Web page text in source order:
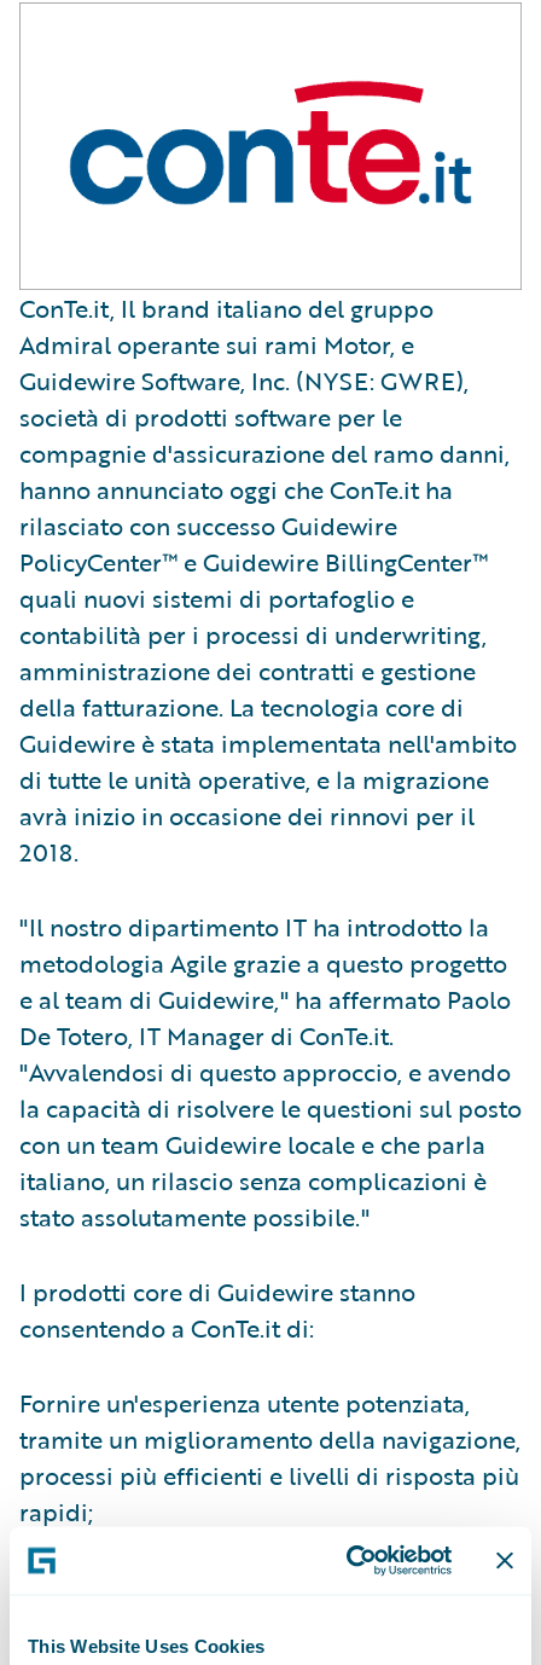
This Website Uses Cookies
ConTe.it, Il brand italiano del gruppo
Admiral operante sui rami Motor, e
Guidewire Software, Inc. (NYSE: GWRE),
società di prodotti software per le
compagnie d'assicurazione del ramo danni,
hanno annunciato oggi che ConTe.it ha
rilasciato con successo Guidewire
PolicyCenter™ e Guidewire BillingCenter™
quali nuovi sistemi di portafoglio e
contabilità per i processi di underwriting,
amministrazione dei contratti e gestione
della fatturazione. La tecnologia core di
Guidewire è stata implementata nell'ambito
di tutte le unità operative, e la migrazione
avrà inizio in occasione dei rinnovi per il
2018.
"Il nostro dipartimento IT ha introdotto la
metodologia Agile grazie a questo progetto
e al team di Guidewire," ha affermato Paolo
De Totero, IT Manager di ConTe.it.
"Avvalendosi di questo approccio, e avendo
la capacità di risolvere le questioni sul posto
con un team Guidewire locale e che parla
italiano, un rilascio senza complicazioni è
stato assolutamente possibile."
I prodotti core di Guidewire stanno
consentendo a ConTe.it di:
Fornire un'esperienza utente potenziata,
tramite un miglioramento della navigazione,
processi più efficienti e livelli di risposta più
rapidi;
Sviluppare e lanciare sul mercato nuovi